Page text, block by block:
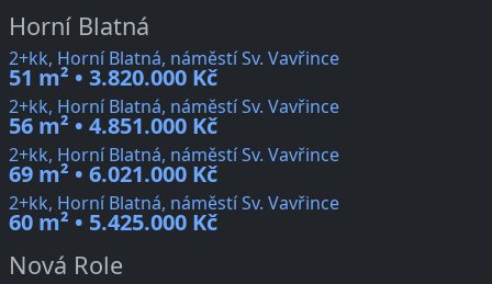
Horní Blatná
2+kk, Horní Blatná, náměstí Sv. Vavřince
51 m² • 3.820.000 Kč
2+kk, Horní Blatná, náměstí Sv. Vavřince
56 m² • 4.851.000 Kč
2+kk, Horní Blatná, náměstí Sv. Vavřince
69 m² • 6.021.000 Kč
2+kk, Horní Blatná, náměstí Sv. Vavřince
60 m² • 5.425.000 Kč
Nová Role